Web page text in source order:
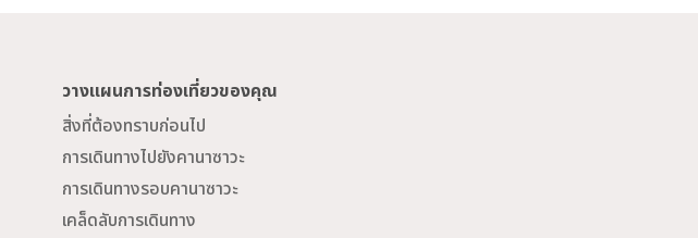
วางแผนการท่องเที่ยวของคุณ
สิ่งที่ต้องทราบก่อนไป
การเดินทางไปยังคานาซาวะ
การเดินทางรอบคานาซาวะ
เคล็ดลับการเดินทาง